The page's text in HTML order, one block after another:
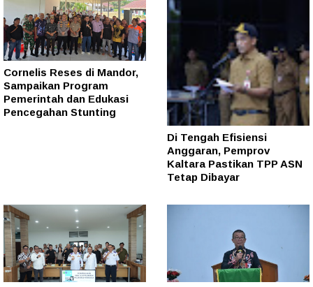
Cornelis Reses di Mandor,
Sampaikan Program
Pemerintah dan Edukasi
Pencegahan Stunting
Di Tengah Efisiensi
Anggaran, Pemprov
Kaltara Pastikan TPP ASN
Tetap Dibayar